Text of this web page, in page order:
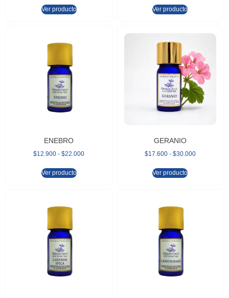
Ver producto Ver producto
ENEBRO
$12.900 - $22.000
Ver producto
GERANIO
$17.600 - $30.000
Ver producto